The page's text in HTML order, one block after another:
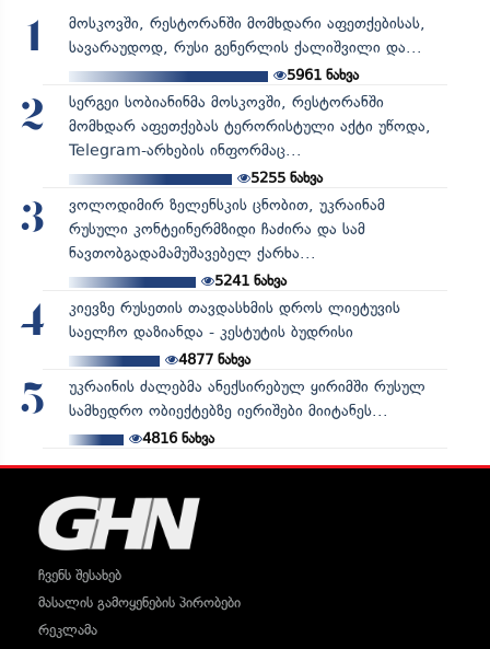
1
მოსკოვში, რესტორანში მომხდარი აფეთქებისას,
სავარაუდოდ, რუსი გენერლის ქალიშვილი და...
5961 ნახვა
2
სერგეი სობიანინმა მოსკოვში, რესტორანში
მომხდარ აფეთქებას ტერორისტული აქტი უწოდა,
Telegram-არხების ინფორმაც...
5255ნახვა
3
ვოლოდიმირ ზელენსკის ცნობით, უკრაინამ
რუსული კონტეინერმზიდი ჩაძირა და სამ
ნავთობგადამამუშავებელ ქარხა...
5241ნახვა
4
კიევზე რუსეთის თავდასხმის დროს ლიეტუვის
საელჩო დაზიანდა - კესტუტის ბუდრისი
4877ნახვა
5
უკრაინის ძალებმა ანექსირებულ ყირიმში რუსულ
სამხედრო ობიექტებზე იერიშები მიიტანეს...
4816ნახვა
ჩვენს შესახებ
მასალის გამოყენების პირობები
რეკლამა